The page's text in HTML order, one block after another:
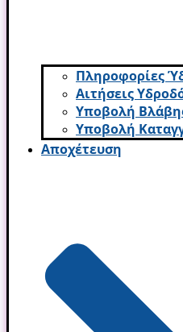
Πληροφορίες
Αιτήσεις
Υποβολή
Υποβολή
Αποχέτευση